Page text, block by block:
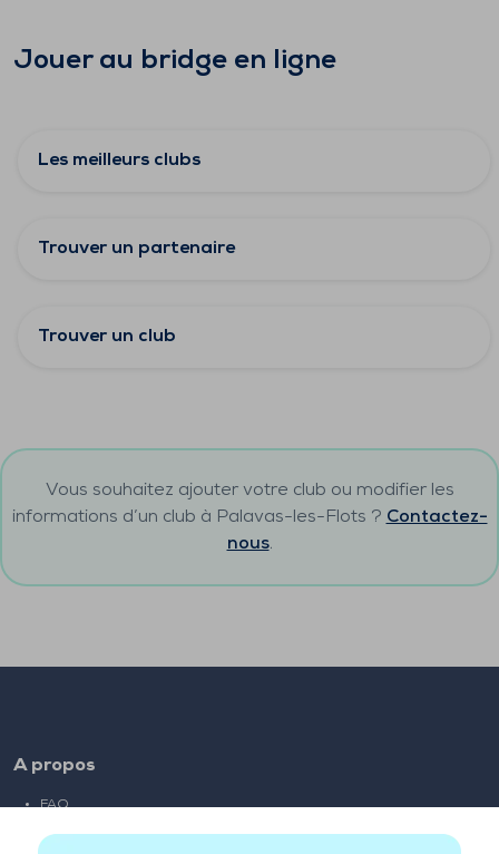
Jouer au bridge en ligne
Les meilleurs clubs
Trouver un partenaire
Trouver un club
Vous souhaitez ajouter votre club ou modifier les
informations d’un club à Palavas-les-Flots ? Contactez-
nous.
A propos
FAQ
Liens partenaires